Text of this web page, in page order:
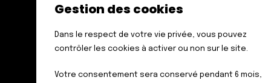
FÉDÉRATION DES AVEUGLES
6 RUE GAGER GABILLOT
75015 PARIS
Gestion des cookies
Dans le respect de votre vie privée, vous pouvez
contrôler les cookies à activer ou non sur le site.
Votre consentement sera conservé pendant 6 mois,